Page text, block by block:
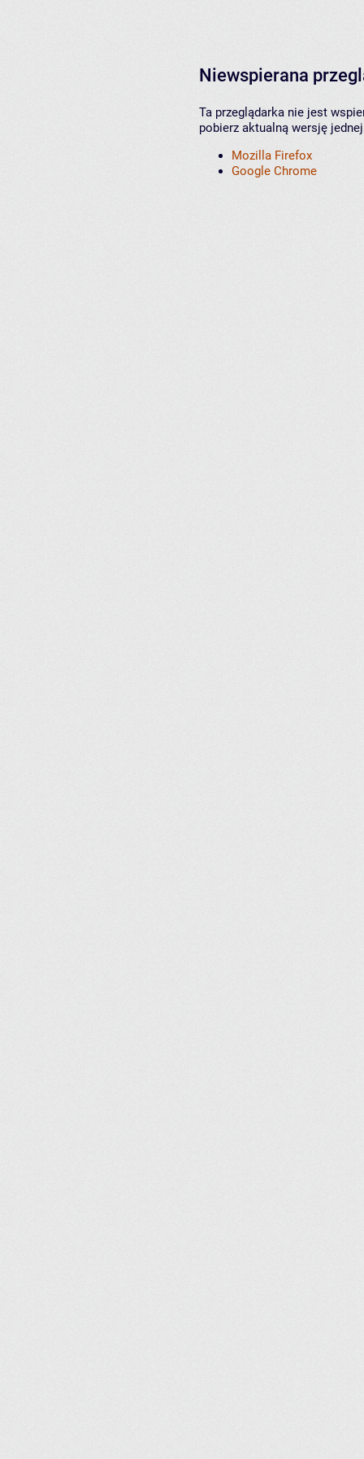
Niewspierana
Ta przeglądarka nie jest
pobierz aktualną wersję
Mozilla Firefox
Google Chrome